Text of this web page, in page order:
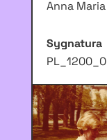
Anna
Sygnatura